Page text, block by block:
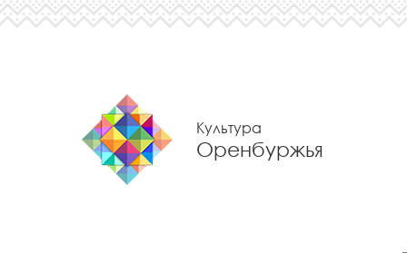
Культура
Оренбуржья